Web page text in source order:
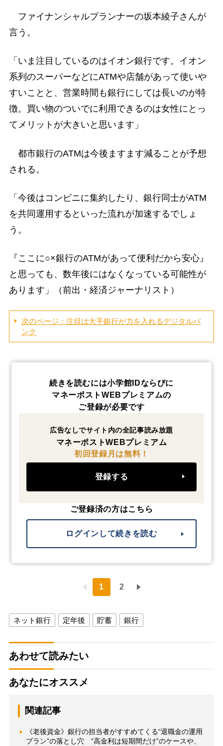
ファイナンシャルプランナーの坂本綾子さんが
言う。
「いま注目しているのはイオン銀行です。イオン
系列のスーパーなどにATMや店舗があって使いや
すいことと、営業時間も銀行にしては長いのが特
徴。買い物のついでに利用できるのは女性にとっ
てメリットが大きいと思います」
都市銀行のATMは今後ますます減ることが予想
される。
「今後はコンビニに集約したり、銀行同士がATM
を共同運用するといった流れが加速するでしょ
う。
『ここに○×銀行のATMがあって便利だから安心』
と思っても、数年後にはなくなっている可能性が
あります」（前出・経済ジャーナリスト）
次のページ：注目は大手銀行が力を入れるデジタルバ
ンク
続きを読むには小学館IDならびに
マネーポストWEBプレミアムの
ご登録が必要です
広告なしでサイト内の全記事読み放題
マネーポストWEBプレミアム
初回登録月は無料！
登録する
ご登録済の方はこちら
ログインして続きを読む
1 2
ネット銀行 定年後 貯蓄 銀行
あわせて読みたい
あなたにオススメ
関連記事
《老後資金》銀行の担当者がすすめてくる“退職金の運用
プラン”の落とし穴 “高金利は短期間だけ”のケースや、